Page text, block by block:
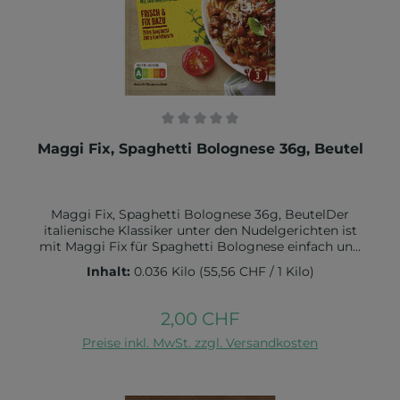
Durchschnittliche Bewertung von 0 von 5 Sternen
Maggi Fix, Spaghetti Bolognese 36g, Beutel
Maggi Fix, Spaghetti Bolognese 36g, BeutelDer
italienische Klassiker unter den Nudelgerichten ist
mit Maggi Fix für Spaghetti Bolognese einfach und
schnell zubereitetDie Rezeptur der MAGGI
Würzmischung enthält bereits Würz-Zutaten, die für
Bestellmengen benötigen mehr
LieferzeitZutaten:66,4 % Tomaten, Meersalz, Gewürze
(Zwiebeln, Knoblauch, Pfeffer, Paprika), Zucker, 2,5%
Inhalt: 0.036 Kilo (55,56 CHF / 1 Kilo)
Regulärer Preis:
2,00 CHF
Preise inkl. MwSt. zzgl. Versandkosten
In den Warenkorb